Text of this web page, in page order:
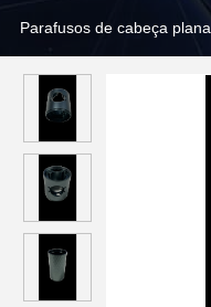
Parafusos de cabeça